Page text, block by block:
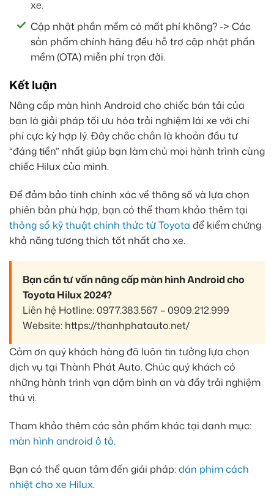
xe.
Cập nhật phần mềm có mất phí không? -> Các
sản phẩm chính hãng đều hỗ trợ cập nhật phần
mềm (OTA) miễn phí trọn đời.
Kết luận
Nâng cấp màn hình Android cho chiếc bán tải của
bạn là giải pháp tối ưu hóa trải nghiệm lái xe với chi
phí cực kỳ hợp lý. Đây chắc chắn là khoản đầu tư
“đáng tiền” nhất giúp bạn làm chủ mọi hành trình cùng
chiếc Hilux của mình.
Để đảm bảo tính chính xác về thông số và lựa chọn
phiên bản phù hợp, bạn có thể tham khảo thêm tại
thông số kỹ thuật chính thức từ Toyota để kiểm chứng
khả năng tương thích tốt nhất cho xe.
Bạn cần tư vấn nâng cấp màn hình Android cho
Toyota Hilux 2024?
Liên hệ Hotline: 0977.383.567 – 0909.212.999
Website: https://thanhphatauto.net/
Cảm ơn quý khách hàng đã luôn tin tưởng lựa chọn
dịch vụ tại Thành Phát Auto. Chúc quý khách có
những hành trình vạn dặm bình an và đầy trải nghiệm
thú vị.
Tham khảo thêm các sản phẩm khác tại danh mục:
màn hình android ô tô.
Bạn có thể quan tâm đến giải pháp:dán phim cách
nhiệt cho xe Hilux.